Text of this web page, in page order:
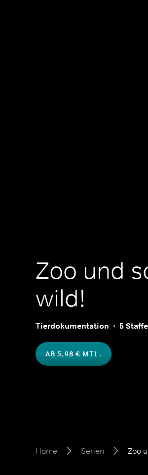
Zoo und
wild!
Tierdokumentation 5
AB 5,98 € MTL.
Home Serien Zoo